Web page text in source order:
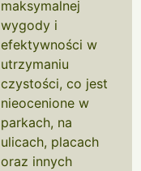
maksymalnej
wygody i
efektywności w
utrzymaniu
czystości, co jest
nieocenione w
parkach, na
ulicach, placach
oraz innych